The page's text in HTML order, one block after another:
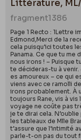
Littérature,
fragment1386
Page 1 Recto : 1Lettre
Edmond,Merci de la
cela puisqu’ici toutes
Panama. Ce que tu me
nous irons ! – Puisque
te décideras-tu à venir.
es amoureux – ce qui
viens avec ce ramolli
irons probablement. À
toujours Rane, vis à vis
voyage ne coûte pas
je te dirai cela.
les tableaux de Mlle
t’assure que l’intimité
parle-t-on pas du tout